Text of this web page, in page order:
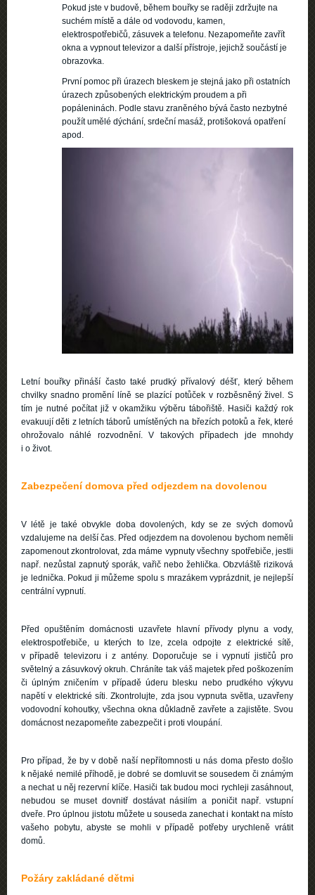
Pokud jste v budově, během bouřky se raději zdržujte na
suchém místě a dále od vodovodu, kamen,
elektrospotřebičů, zásuvek a telefonu. Nezapomeňte zavřít
okna a vypnout televizor a další přístroje, jejichž součástí je
obrazovka.
První pomoc při úrazech bleskem je stejná jako při ostatních
úrazech způsobených elektrickým proudem a při
popáleninách. Podle stavu zraněného bývá často nezbytné
použít umělé dýchání, srdeční masáž, protišoková opatření
apod.
Letní bouřky přináší často také prudký přívalový déšť, který během
chvilky snadno promění líně se plazící potůček v rozběsněný živel. S
tím je nutné počítat již v okamžiku výběru tábořiště. Hasiči každý rok
evakuují děti z letních táborů umístěných na březích potoků a řek, které
ohrožovalo náhlé rozvodnění. V takových případech jde mnohdy
i o život.
Zabezpečení domova před odjezdem na dovolenou
V létě je také obvykle doba dovolených, kdy se ze svých domovů
vzdalujeme na delší čas. Před odjezdem na dovolenou bychom neměli
zapomenout zkontrolovat, zda máme vypnuty všechny spotřebiče, jestli
např. nezůstal zapnutý sporák, vařič nebo žehlička. Obzvláště riziková
je lednička. Pokud ji můžeme spolu s mrazákem vyprázdnit, je nejlepší
centrální vypnutí.
Před opuštěním domácnosti uzavřete hlavní přívody plynu a vody,
elektrospotřebiče, u kterých to lze, zcela odpojte z elektrické sítě,
v případě televizoru i z antény. Doporučuje se i vypnutí jističů pro
světelný a zásuvkový okruh. Chráníte tak váš majetek před poškozením
či úplným zničením v případě úderu blesku nebo prudkého výkyvu
napětí v elektrické síti. Zkontrolujte, zda jsou vypnuta světla, uzavřeny
vodovodní kohoutky, všechna okna důkladně zavřete a zajistěte. Svou
domácnost nezapomeňte zabezpečit i proti vloupání.
Pro případ, že by v době naší nepřítomnosti u nás doma přesto došlo
k nějaké nemilé příhodě, je dobré se domluvit se sousedem či známým
a nechat u něj rezervní klíče. Hasiči tak budou moci rychleji zasáhnout,
nebudou se muset dovnitř dostávat násilím a poničit např. vstupní
dveře. Pro úplnou jistotu můžete u souseda zanechat i kontakt na místo
vašeho pobytu, abyste se mohli v případě potřeby urychleně vrátit
domů.
Požáry zakládané dětmi